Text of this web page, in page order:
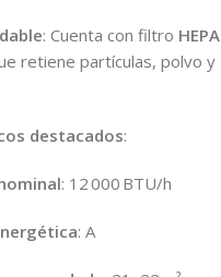
: Cuenta con filtro HEPA
retiene partículas, polvo y
destacados:
: 12 000 BTU/h
: A